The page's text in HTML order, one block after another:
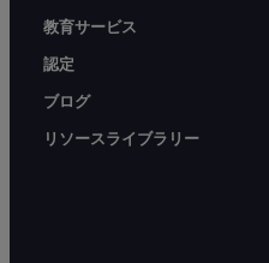
教育サービス
認定
ブログ
リソースライブラリー